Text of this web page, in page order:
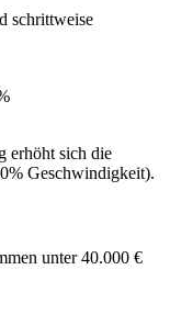
schrittweise
erhöht sich die
Geschwindigkeit).
unter 40.000 €